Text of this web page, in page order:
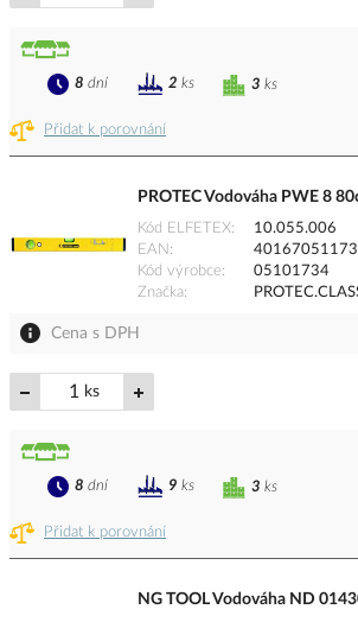
Přidat k porovnání
3 ks
8 dní 2 ks
PROTEC Vodováha PWE 8
Kód ELFETEX
10.055.006
EAN
Kód výrobce
05101734
Značka
Cena s DPH
ks
Přidat k porovnání
3 ks
8 dní 9 ks
NG TOOL Vodováha ND